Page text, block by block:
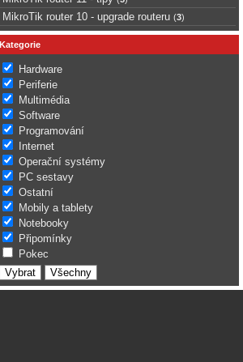
MikroTik router 10 - upgrade routeru (3)
Kategorie
Hardware
Periferie
Multimédia
Software
Programování
Internet
Operační systémy
PC sestavy
Ostatní
Mobily a tablety
Notebooky
Připomínky
Pokec